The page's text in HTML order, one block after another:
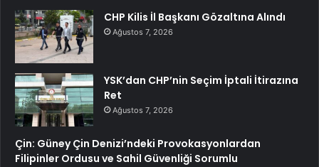
CHP Kilis İl Başkanı Gözaltına Alındı
Ağustos 7, 2026
YSK’dan CHP’nin Seçim İptali İtirazına
Ret
Ağustos 7, 2026
Çin: Güney Çin Denizi’ndeki Provokasyonlardan
Filipinler Ordusu ve Sahil Güvenliği Sorumlu